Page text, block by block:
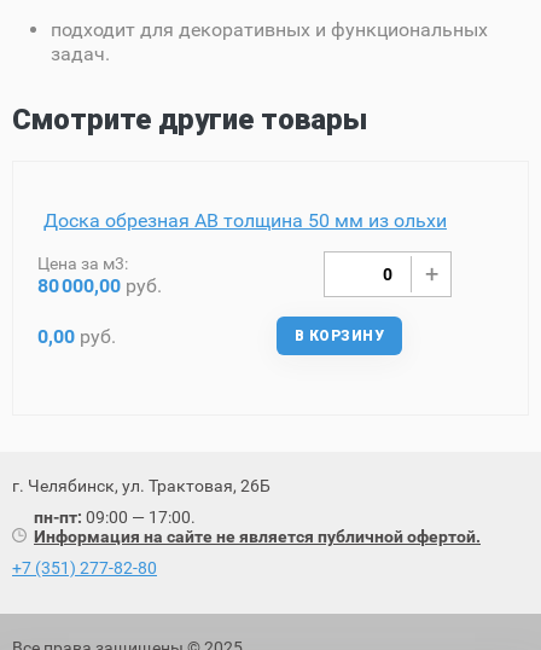
подходит для декоративных и функциональных
задач.
Смотрите другие товары
Доска обрезная AB толщина 50 мм из ольхи
Цена за м3:
80000,00 руб.
0,00 руб. В КОРЗИНУ
г. Челябинск, ул. Трактовая, 26Б
пн-пт: 09:00 — 17:00.
Информация на сайте не является публичной офертой.
+7 (351) 277-82-80